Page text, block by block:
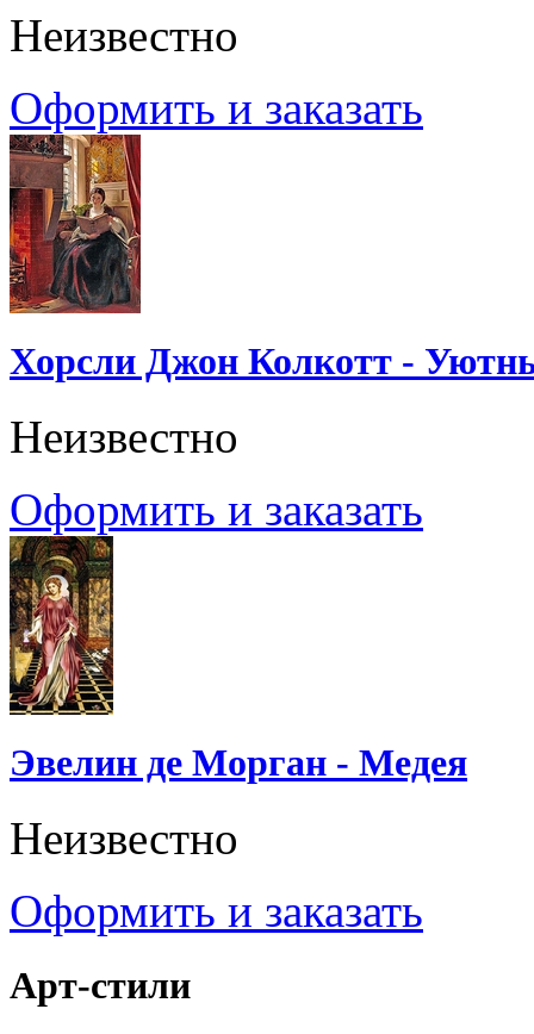
Неизвестно
Оформить и заказать
Хорсли Джон Колкотт -
Неизвестно
Оформить и заказать
Эвелин де Морган - Медея
Неизвестно
Оформить и заказать
Арт-стили